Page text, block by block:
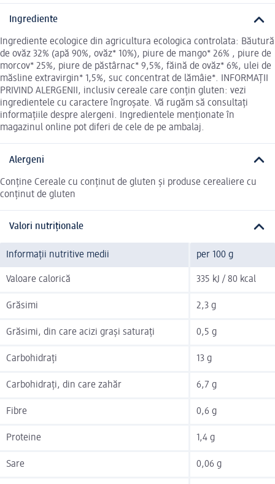
Ingrediente
Ingrediente ecologice din agricultura ecologica controlata: Băutură
de ovăz 32% (apă 90%, ovăz* 10%), piure de mango* 26% , piure de
morcov* 25%, piure de păstârnac* 9,5%, făină de ovăz* 6%, ulei de
măsline extravirgin* 1,5%, suc concentrat de lămâie*. INFORMAȚII
PRIVIND ALERGENII, inclusiv cereale care conțin gluten: vezi
ingredientele cu caractere îngroșate. Vă rugăm să consultați
informațiile despre alergeni. Ingredientele menționate în
magazinul online pot diferi de cele de pe ambalaj.
Alergeni
Conține Cereale cu conținut de gluten și produse cerealiere cu
conținut de gluten
Valori nutriționale
Informații nutritive medii per 100 g
Valoare calorică 335 kJ / 80 kcal
Grăsimi 2,3 g
Grăsimi, din care acizi grași saturați 0,5 g
Carbohidrați 13 g
Carbohidrați, din care zahăr 6,7 g
Fibre 0,6 g
Proteine 1,4 g
Sare 0,06 g